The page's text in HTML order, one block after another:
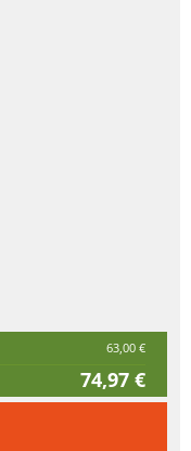
63,00 €
74,97 €